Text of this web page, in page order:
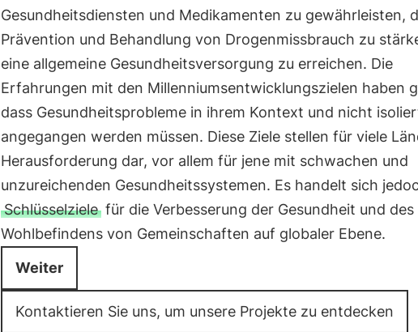
Gesundheitsdiensten und Medikamenten zu gewährleisten,
Prävention und Behandlung von Drogenmissbrauch zu
eine allgemeine Gesundheitsversorgung zu erreichen. Die
Erfahrungen mit den Millenniumsentwicklungszielen haben
dass Gesundheitsprobleme in ihrem Kontext und nicht
angegangen werden müssen. Diese Ziele stellen für viele
Herausforderung dar, vor allem für jene mit schwachen und
unzureichenden Gesundheitssystemen. Es handelt sich
Schlüsselzielefür die Verbesserung der Gesundheit und des
Wohlbefindens von Gemeinschaften auf globaler Ebene.
Weiter
Kontaktieren Sie uns, um unsere Projekte zu entdecken